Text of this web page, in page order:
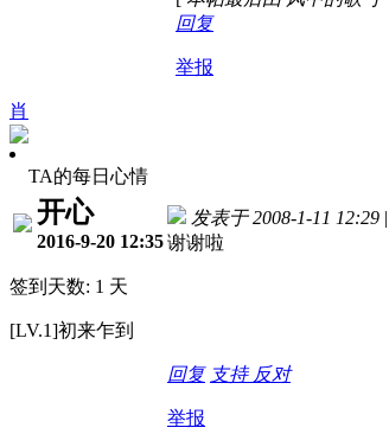
回复
举报
肖
TA的每日心情
开心
2016-9-20 12:35
签到天数: 1 天
[LV.1]初来乍到
发表于 2008-1-11 12:29 |
谢谢啦
回复 支持 反对
举报